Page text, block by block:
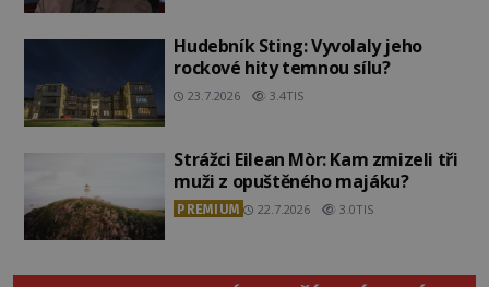
Hudebník Sting: Vyvolaly jeho
rockové hity temnou sílu?
23.7.2026 3.4TIS
Strážci Eilean Mòr: Kam zmizeli tři
muži z opuštěného majáku?
PREMIUM 22.7.2026 3.0TIS